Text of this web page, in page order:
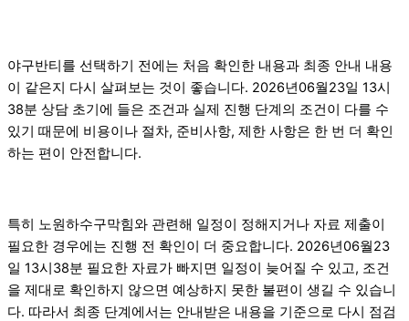
야구반티를 선택하기 전에는 처음 확인한 내용과 최종 안내 내용
이 같은지 다시 살펴보는 것이 좋습니다. 2026년06월23일 13시
38분 상담 초기에 들은 조건과 실제 진행 단계의 조건이 다를 수
있기 때문에 비용이나 절차, 준비사항, 제한 사항은 한 번 더 확인
하는 편이 안전합니다.
특히 노원하수구막힘와 관련해 일정이 정해지거나 자료 제출이
필요한 경우에는 진행 전 확인이 더 중요합니다. 2026년06월23
일 13시38분 필요한 자료가 빠지면 일정이 늦어질 수 있고, 조건
을 제대로 확인하지 않으면 예상하지 못한 불편이 생길 수 있습니
다. 따라서 최종 단계에서는 안내받은 내용을 기준으로 다시 점검